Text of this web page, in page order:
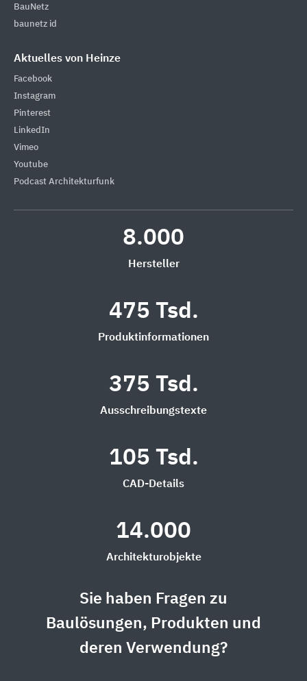
BauNetz
baunetz id
Aktuelles von Heinze
Facebook
Instagram
Pinterest
LinkedIn
Vimeo
Youtube
Podcast Architekturfunk
8.000
Hersteller
475 Tsd.
Produktinformationen
375 Tsd.
Ausschreibungstexte
105 Tsd.
CAD-Details
14.000
Architekturobjekte
Sie haben Fragen zu
Baulösungen, Produkten und
deren Verwendung?